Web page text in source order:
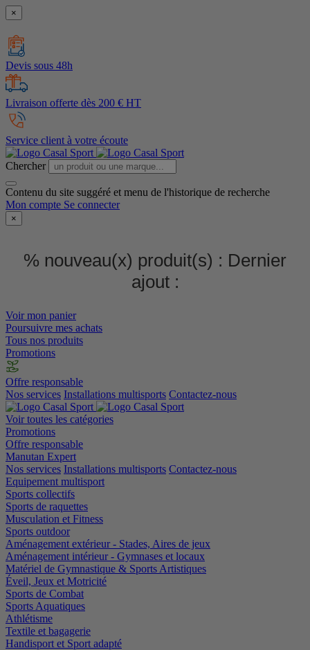
×
Devis sous 48h
Livraison offerte dès 200 € HT
Service client à votre écoute
Chercher
Contenu du site suggéré et menu de l'historique de recherche
Mon compte Se connecter
×
% nouveau(x) produit(s) : Dernier
ajout :
Voir mon panier
Poursuivre mes achats
Tous nos produits
Promotions
Offre responsable
Nos services Installations multisports Contactez-nous
Voir toutes les catégories
Promotions
Offre responsable
Manutan Expert
Nos services Installations multisports Contactez-nous
Equipement multisport
Sports collectifs
Sports de raquettes
Musculation et Fitness
Sports outdoor
Aménagement extérieur - Stades, Aires de jeux
Aménagement intérieur - Gymnases et locaux
Matériel de Gymnastique & Sports Artistiques
Éveil, Jeux et Motricité
Sports de Combat
Sports Aquatiques
Athlétisme
Textile et bagagerie
Handisport et Sport adapté